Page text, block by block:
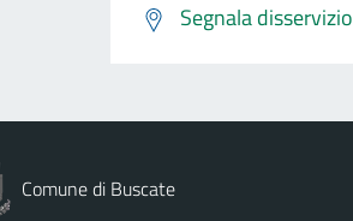
Segnala disservizio
Comune di Buscate